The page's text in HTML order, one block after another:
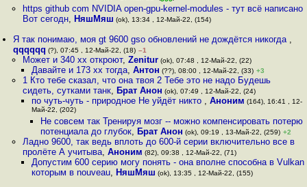
https github com NVIDIA open-gpu-kernel-modules - тут всё написано
Вот сегодн, НяшМяш (ok), 13:34 , 12-Май-22, (154)
Я так понимаю, моя gt 9600 gso обновлений не дождётся никогда ,
qqqqqq (?), 07:45 , 12-Май-22, (18) –1
Может и 340 xx откроют, Zenitur(ok), 07:48 , 12-Май-22, (22)
Давайте и 173 хх тогда, Антон (??), 08:00 , 12-Май-22, (33) +3
1 Кто тебе сказал, что она твоя 2 Тебе это не надо Будешь
сидеть, сутками танк, Брат Анон (ok), 07:49 , 12-Май-22, (24)
по чуть-чуть - природное Не уйдёт никто , Аноним (164), 16:41 , 12-
Май-22, (202)
Не совсем так Тренируя мозг -- можно компенсировать потерю
потенциала до глубок, Брат Анон (ok), 09:19 , 13-Май-22, (259) +2
Ладно 9600, так ведь вплоть до 600-й серии включительно все в
пролёте А учитыва, Аноним (82), 09:38 , 12-Май-22, (71)
Допустим 600 серию могу понять - она вполне способна в Vulkan
которым в nouveau, НяшМяш (ok), 13:35 , 12-Май-22, (155)